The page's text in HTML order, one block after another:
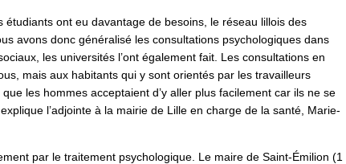
ont eu davantage de besoins, le réseau lillois des
avons donc généralisé les consultations psychologiques dans
les universités l’ont également fait. Les consultations en
mais aux habitants qui y sont orientés par les travailleurs
les hommes acceptaient d’y aller plus facilement car ils ne se
l’adjointe à la mairie de Lille en charge de la santé, Marie-
par le traitement psychologique. Le maire de Saint-Émilion (1